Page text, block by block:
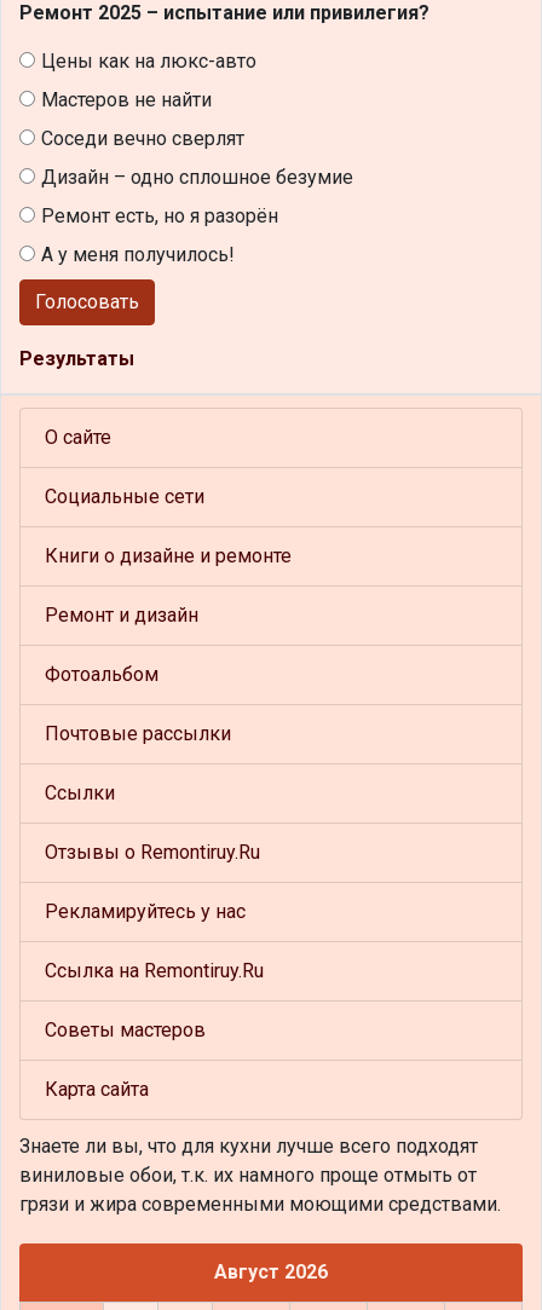
Ремонт 2025 – испытание или привилегия?
Цены как на люкс-авто
Мастеров не найти
Соседи вечно сверлят
Дизайн – одно сплошное безумие
Ремонт есть, но я разорён
А у меня получилось!
Голосовать
Результаты
О сайте
Социальные сети
Книги о дизайне и ремонте
Ремонт и дизайн
Фотоальбом
Почтовые рассылки
Ссылки
Отзывы о Remontiruy.Ru
Рекламируйтесь у нас
Ссылка на Remontiruy.Ru
Советы мастеров
Карта сайта
Знаете ли вы, что для кухни лучше всего подходят
виниловые обои, т.к. их намного проще отмыть от
грязи и жира современными моющими средствами.
Август 2026